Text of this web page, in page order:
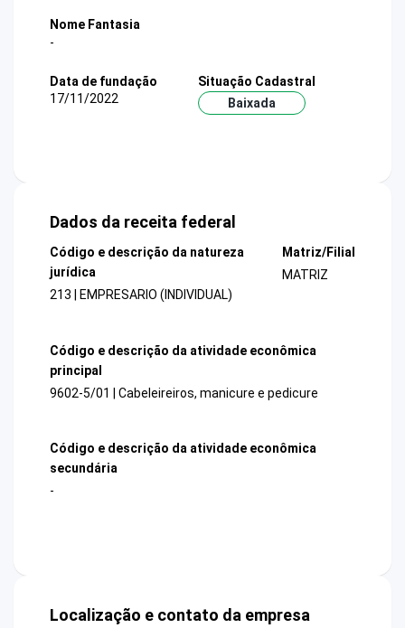
Nome Fantasia
-
Data de fundação
17/11/2022
Situação Cadastral
Baixada
Dados da receita federal
Código e descrição da natureza
jurídica
213 | EMPRESARIO (INDIVIDUAL)
Matriz/Filial
MATRIZ
Código e descrição da atividade econômica
principal
9602-5/01 | Cabeleireiros, manicure e pedicure
Código e descrição da atividade econômica
secundária
-
Localização e contato da empresa